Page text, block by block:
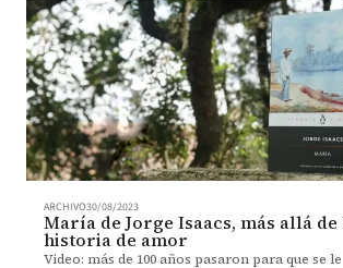
ARCHIVO30/08/2023
María de Jorge Isaacs, más allá de
historia de amor
Video: más de 100 años pasaron para que se le